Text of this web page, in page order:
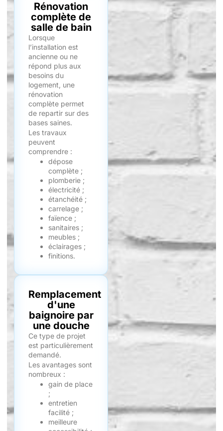
Rénovation
complète de
salle de bain
Lorsque
l’installation est
ancienne ou ne
répond plus aux
besoins du
logement, une
rénovation
complète permet
de repartir sur des
bases saines.
Les travaux
peuvent
comprendre :
dépose
complète ;
plomberie ;
électricité ;
étanchéité ;
carrelage ;
faïence ;
sanitaires ;
meubles ;
éclairages ;
finitions.
Remplacement
d'une
baignoire par
une douche
Ce type de projet
est particulièrement
demandé.
Les avantages sont
nombreux :
gain de place
;
entretien
facilité ;
meilleure